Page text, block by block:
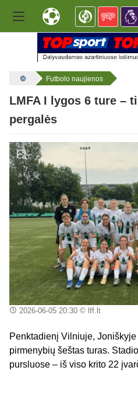
Futbolo naujienos
LMFA I lygos 6 ture –
pergalės
2026-06-05 20:30© lff.lt
Penktadienį Vilniuje,
pirmenybių šeštas turas.
pursluose – iš viso krito 22